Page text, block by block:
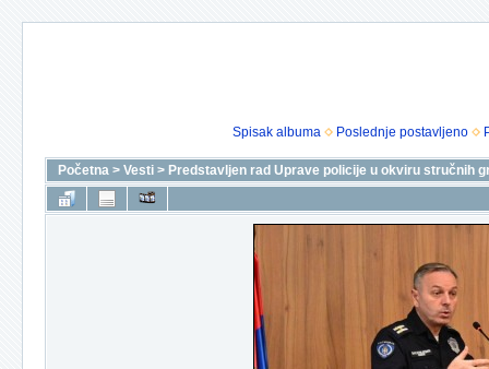
Spisak albuma Poslednje postavljeno
Početna > Vesti > Predstavljen rad Uprave policije u okviru stručnih